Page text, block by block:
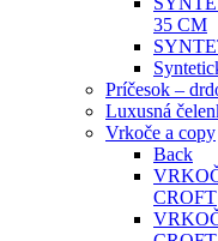
35 CM
Príčesok –
Luxusná
Vrkoče a copy
Back
CROFT